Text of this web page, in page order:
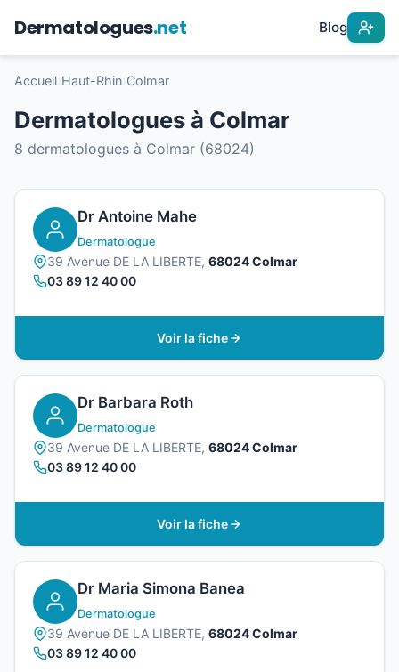
Dermatologues.net Blog
Accueil Haut-Rhin Colmar
Dermatologues à Colmar
8 dermatologues à Colmar (68024)
Dr Antoine Mahe
Dermatologue
39 Avenue DE LA LIBERTE, 68024 Colmar
03 89 12 40 00
Voir la fiche
Dr Barbara Roth
Dermatologue
39 Avenue DE LA LIBERTE, 68024 Colmar
03 89 12 40 00
Voir la fiche
Dr Maria Simona Banea
Dermatologue
39 Avenue DE LA LIBERTE, 68024 Colmar
03 89 12 40 00